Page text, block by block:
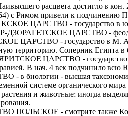
расцвета достигло в
с Римом привели к подчинению
ЦАРСТВО - государство в юго-
ЦАРСТВО -
ЦАРСТВО - государство в М.
территорию. Соперник Египта в
ЦАРСТВО - государство в
В нач. 4 век подчинило всю
- в биологии - высшая
системе органического
и животные; иногда
ПОЛЬСКОЕ - смотрите также